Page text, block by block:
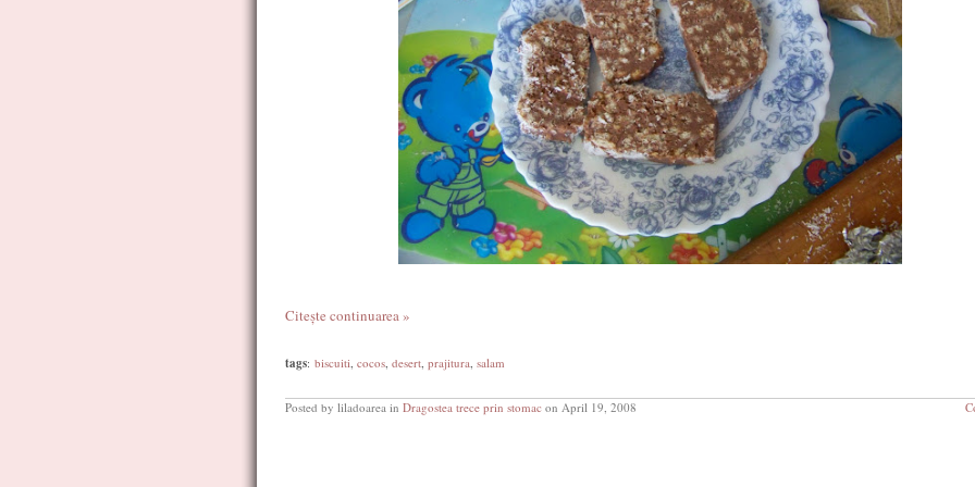
Citește continuarea »
tags: biscuiti, cocos, desert, prajitura, salam
Posted by liladoarea in Dragostea trece prin stomac on April 19, 2008